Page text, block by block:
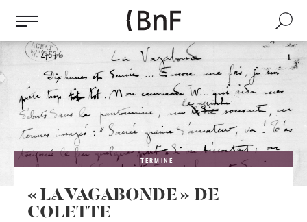
contenu
principal
Recherche
TERMINÉ
« LA VAGABONDE » DE
COLETTE